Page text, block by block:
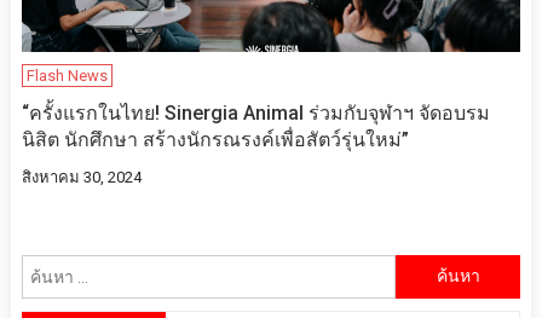
Flash News
“ครั้งแรกในไทย! Sinergia Animal ร่วมกับจุฬาฯ จัดอบรม
นิสิต นักศึกษา สร้างนักรณรงค์เพื่อสัตว์รุ่นใหม่”
สิงหาคม 30, 2024